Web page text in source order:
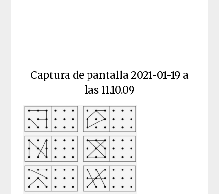
Captura de pantalla 2021-01-19 a
las 11.10.09